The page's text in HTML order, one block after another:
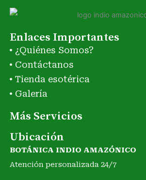
Enlaces Importantes
¿Quiénes Somos?
Contáctanos
Tienda esotérica
Galería
Más Servicios
Ubicación
BOTÁNICA INDIO AMAZÓNICO
Atención personalizada 24/7